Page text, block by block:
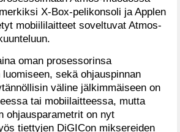
X-Box-pelikonsoli ja Applen
mobiililaitteet soveltuvat Atmos-
oman prosessorinsa
sekä ohjauspinnan
väline jälkimmäiseen on
tai mobiilaitteessa, mutta
ohjausparametrit on nyt
tiettyjen DiGICon miksereiden